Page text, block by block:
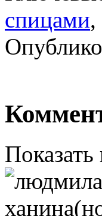
спицами,